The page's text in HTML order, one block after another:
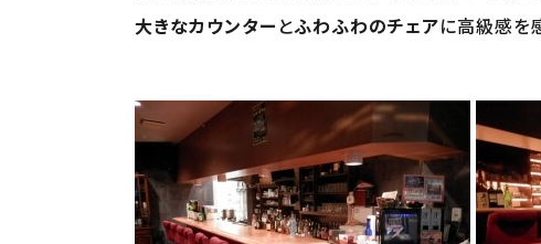
大きなカウンター とふわふわのチェアに高級感を